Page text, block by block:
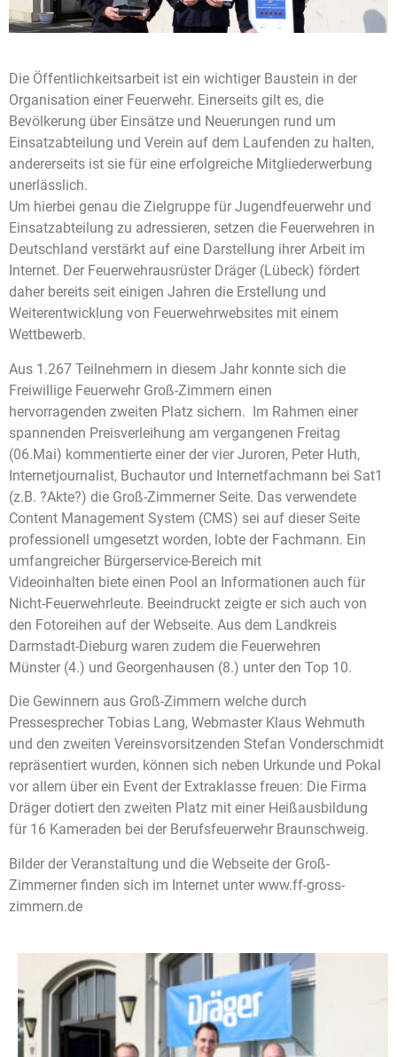
Die Öffentlichkeitsarbeit ist ein wichtiger Baustein in der
Organisation einer Feuerwehr. Einerseits gilt es, die
Bevölkerung über Einsätze und Neuerungen rund um
Einsatzabteilung und Verein auf dem Laufenden zu halten,
andererseits ist sie für eine erfolgreiche Mitgliederwerbung
unerlässlich.
Um hierbei genau die Zielgruppe für Jugendfeuerwehr und
Einsatzabteilung zu adressieren, setzen die Feuerwehren in
Deutschland verstärkt auf eine Darstellung ihrer Arbeit im
Internet. Der Feuerwehrausrüster Dräger (Lübeck) fördert
daher bereits seit einigen Jahren die Erstellung und
Weiterentwicklung von Feuerwehrwebsites mit einem
Wettbewerb.
Aus 1.267 Teilnehmern in diesem Jahr konnte sich die
Freiwillige Feuerwehr Groß-Zimmern einen
hervorragenden zweiten Platz sichern. Im Rahmen einer
spannenden Preisverleihung am vergangenen Freitag
(06.Mai) kommentierte einer der vier Juroren, Peter Huth,
Internetjournalist, Buchautor und Internetfachmann bei Sat1
(z.B. ?Akte?) die Groß-Zimmerner Seite. Das verwendete
Content Management System (CMS) sei auf dieser Seite
professionell umgesetzt worden, lobte der Fachmann. Ein
umfangreicher Bürgerservice-Bereich mit
Videoinhalten biete einen Pool an Informationen auch für
Nicht-Feuerwehrleute. Beeindruckt zeigte er sich auch von
den Fotoreihen auf der Webseite. Aus dem Landkreis
Darmstadt-Dieburg waren zudem die Feuerwehren
Münster (4.) und Georgenhausen (8.) unter den Top 10.
Die Gewinnern aus Groß-Zimmern welche durch
Pressesprecher Tobias Lang, Webmaster Klaus Wehmuth
und den zweiten Vereinsvorsitzenden Stefan Vonderschmidt
repräsentiert wurden, können sich neben Urkunde und Pokal
vor allem über ein Event der Extraklasse freuen: Die Firma
Dräger dotiert den zweiten Platz mit einer Heißausbildung
für 16 Kameraden bei der Berufsfeuerwehr Braunschweig.
Bilder der Veranstaltung und die Webseite der Groß-
Zimmerner finden sich im Internet unter www.ff-gross-
zimmern.de